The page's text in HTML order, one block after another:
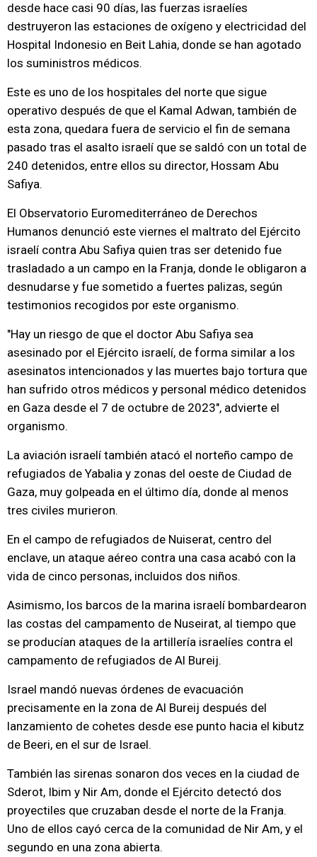
desde hace casi 90 días, las fuerzas israelíes
destruyeron las estaciones de oxígeno y electricidad del
Hospital Indonesio en Beit Lahia, donde se han agotado
los suministros médicos.
Este es uno de los hospitales del norte que sigue
operativo después de que el Kamal Adwan, también de
esta zona, quedara fuera de servicio el fin de semana
pasado tras el asalto israelí que se saldó con un total de
240 detenidos, entre ellos su director, Hossam Abu
Safiya.
El Observatorio Euromediterráneo de Derechos
Humanos denunció este viernes el maltrato del Ejército
israelí contra Abu Safiya quien tras ser detenido fue
trasladado a un campo en la Franja, donde le obligaron a
desnudarse y fue sometido a fuertes palizas, según
testimonios recogidos por este organismo.
"Hay un riesgo de que el doctor Abu Safiya sea
asesinado por el Ejército israelí, de forma similar a los
asesinatos intencionados y las muertes bajo tortura que
han sufrido otros médicos y personal médico detenidos
en Gaza desde el 7 de octubre de 2023", advierte el
organismo.
La aviación israelí también atacó el norteño campo de
refugiados de Yabalia y zonas del oeste de Ciudad de
Gaza, muy golpeada en el último día, donde al menos
tres civiles murieron.
En el campo de refugiados de Nuiserat, centro del
enclave, un ataque aéreo contra una casa acabó con la
vida de cinco personas, incluidos dos niños.
Asimismo, los barcos de la marina israelí bombardearon
las costas del campamento de Nuseirat, al tiempo que
se producían ataques de la artillería israelíes contra el
campamento de refugiados de Al Bureij.
Israel mandó nuevas órdenes de evacuación
precisamente en la zona de Al Bureij después del
lanzamiento de cohetes desde ese punto hacia el kibutz
de Beeri, en el sur de Israel.
También las sirenas sonaron dos veces en la ciudad de
Sderot, Ibim y Nir Am, donde el Ejército detectó dos
proyectiles que cruzaban desde el norte de la Franja.
Uno de ellos cayó cerca de la comunidad de Nir Am, y el
segundo en una zona abierta.